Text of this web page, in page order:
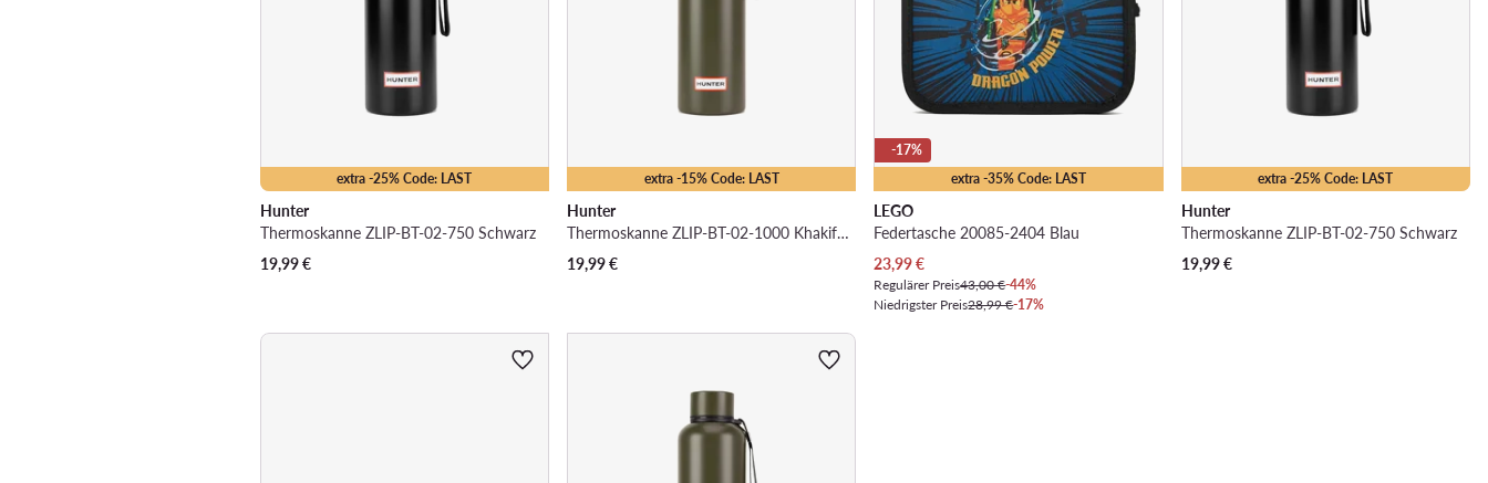
extra -25% Code: LAST
Hunter
Thermoskanne ZLIP-BT-02-750 Schwarz
19,99€
extra -15% Code: LAST
Hunter
Thermoskanne ZLIP-BT-02-1000 Khakifarben
19,99€
extra -35% Code: LAST
-17%
LEGO
Federtasche 20085-2404 Blau
Aktueller Preis
23,99€
Regulärer Preis43,00 €-44%
Niedrigster Preis28,99 €-17%
extra -25% Code: LAST
Hunter
Thermoskanne ZLIP-BT-02-750 Schwarz
19,99€